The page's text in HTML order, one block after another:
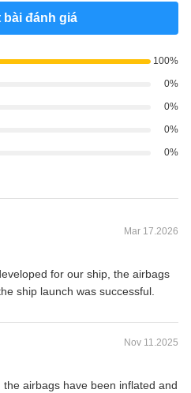
bài đánh giá
100%
0%
0%
0%
0%
Mar 17.2026
for our ship, the airbags
ship launch was successful.
Nov 11.2025
airbags have been inflated and